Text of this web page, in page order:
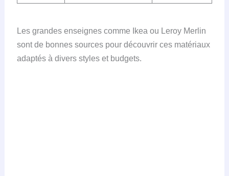
Les grandes enseignes comme Ikea ou Leroy Merlin
sont de bonnes sources pour découvrir ces matériaux
adaptés à divers styles et budgets.